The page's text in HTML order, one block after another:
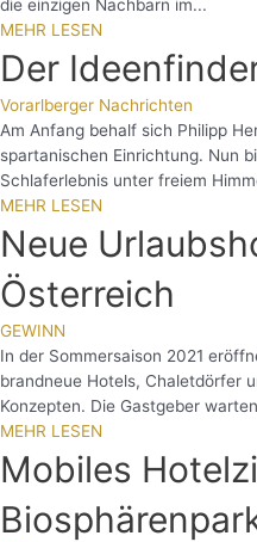
die einzigen Nachbarn im...
MEHR LESEN
Der
Vorarlberger Nachrichten
Am Anfang behalf sich Philipp
spartanischen Einrichtung. Nun
Schlaferlebnis unter freiem
MEHR LESEN
Neue
Österreich
GEWINN
In der Sommersaison 2021
brandneue Hotels, Chaletdörfer
Konzepten. Die Gastgeber
MEHR LESEN
Mobiles